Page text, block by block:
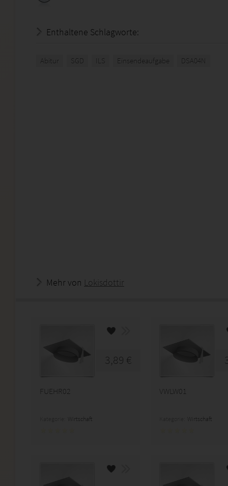
Enthaltene Schlagworte:
Abitur SGD ILS Einsendeaufgabe DSA04N
Mehr von Lokisdottir
3,89 €
FUEHR02
Wirtschaft
VWLW01
Wirtschaft